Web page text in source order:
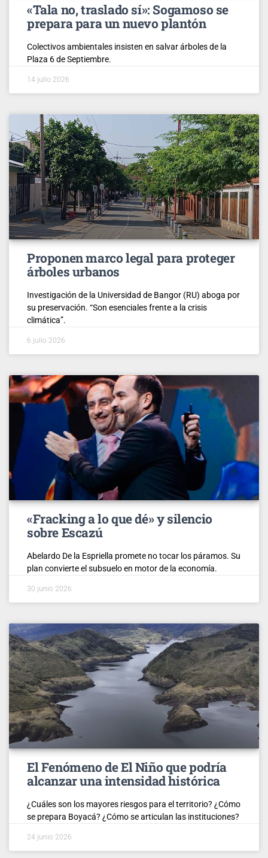
«Tala no, traslado sí»: Sogamoso se
prepara para un nuevo plantón
Colectivos ambientales insisten en salvar árboles de la
Plaza 6 de Septiembre.
14 julio 2026
Proponen marco legal para proteger
árboles urbanos
Investigación de la Universidad de Bangor (RU) aboga por
su preservación. “Son esenciales frente a la crisis
climática”.
6 julio 2026
«Fracking a lo que dé» y silencio
sobre Escazú
Abelardo De la Espriella promete no tocar los páramos. Su
plan convierte el subsuelo en motor de la economía.
30 junio 2026
El Fenómeno de El Niño que podría
alcanzar una intensidad histórica
¿Cuáles son los mayores riesgos para el territorio? ¿Cómo
se prepara Boyacá? ¿Cómo se articulan las instituciones?
24 junio 2026